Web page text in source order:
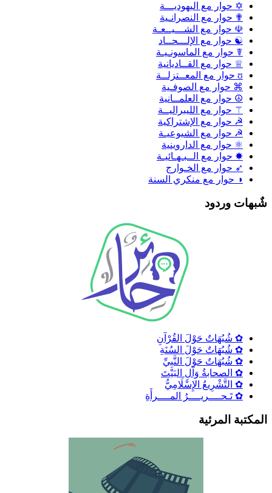
✡ حوار مع اليهوديـــة
✟ حوار مع النصرانـية
☫ حوار مع الشـــيــعـة
☯ حوار مع الإلـــحــاد
☤ حوار مع الماسونـيـة
♕ حوار مع القــاديانية
ʊ حوار مع المعــتزلــة
⌘ حوار مع الصوفـية
☮ حوار مع العلمــانية
⚚ حوار مع الليبراليــة
☭ حوار مع الإشتراكية
☭ حوار مع الشيوعيـة
⚛ حوار مع الداروينية
✸ حوار مع الــبـهـائيـة
➶ حوار مع الخـوارج
◑ حوار مع منكري السنة
وردود
✿ شُبُهَاتٌ حَوْلَ القُرْآنِ
✿ شُبُهَاتٌ حَوْلَ السُنَةِ
✿ شُبُهَاتٌ حَوْلَ النَّبِيِّ
✿ الصحابةُ وَآلِ البَيْتَ
✿ التَّشْرِيعُ الإِسْلَامِيُّ
✿ تَـحــــريــــرُ المــــرأَةِ
المرئية